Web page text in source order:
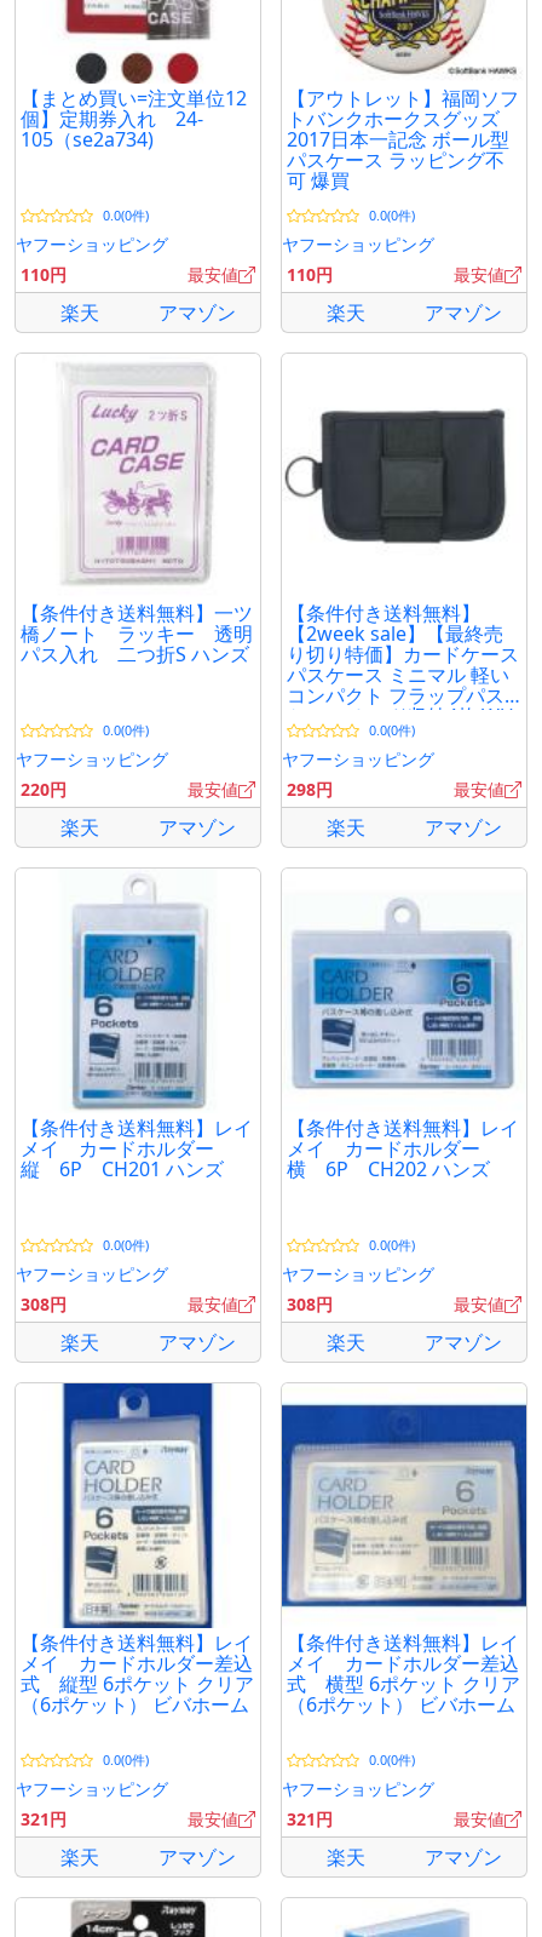
【まとめ買い=注文単位12
個】定期券入れ 24-
105（se2a734)
0.0(0件)
ヤフーショッピング
110円
最安値
楽天 アマゾン
【アウトレット】福岡ソフ
トバンクホークスグッズ
2017日本一記念 ボール型
パスケース ラッピング不
可 爆買
0.0(0件)
ヤフーショッピング
110円
最安値
楽天 アマゾン
【条件付き送料無料】一ツ
橋ノート ラッキー 透明
パス入れ 二つ折S ハンズ
0.0(0件)
ヤフーショッピング
220円
最安値
楽天 アマゾン
【条件付き送料無料】
【2week sale】【最終売
り切り特価】カードケース
パスケース ミニマル 軽い
コンパクト フラップパス
ケース カード収納4枚 WU-
05 0.0(0件)
ヤフーショッピング
298円
最安値
楽天 アマゾン
【条件付き送料無料】レイ
メイ カードホルダー
縦 6P CH201 ハンズ
0.0(0件)
ヤフーショッピング
308円
最安値
楽天 アマゾン
【条件付き送料無料】レイ
メイ カードホルダー
横 6P CH202 ハンズ
0.0(0件)
ヤフーショッピング
308円
最安値
楽天 アマゾン
【条件付き送料無料】レイ
メイ カードホルダー差込
式 縦型 6ポケット クリア
（6ポケット） ビバホーム
0.0(0件)
ヤフーショッピング
321円
最安値
楽天 アマゾン
【条件付き送料無料】レイ
メイ カードホルダー差込
式 横型 6ポケット クリア
（6ポケット） ビバホーム
0.0(0件)
ヤフーショッピング
321円
最安値
楽天 アマゾン